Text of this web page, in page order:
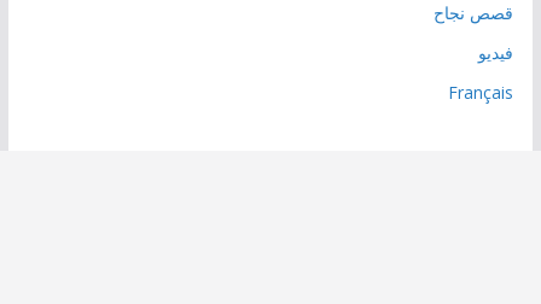
قصص نجاح
فيديو
Français